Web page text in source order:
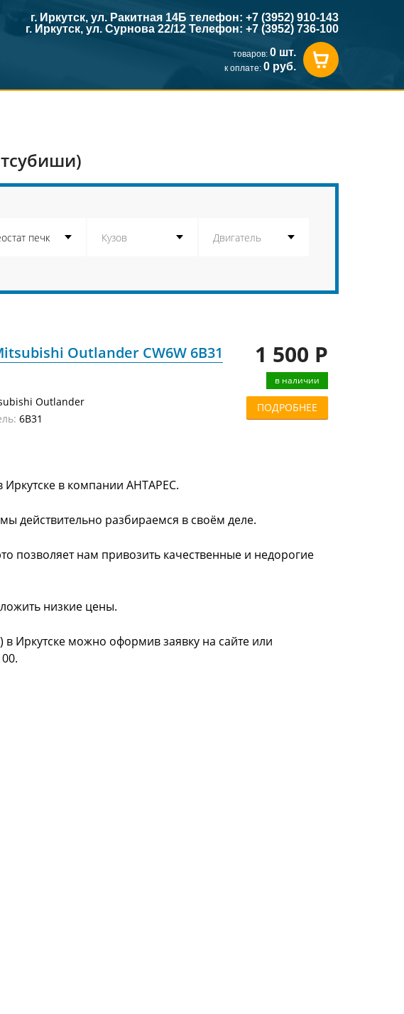
г. Иркутск, ул. Ракитная 14Б телефон: +7 (3952) 910-143
г. Иркутск, ул. Сурнова 22/12 Телефон: +7 (3952) 736-100
товаров: 0 шт.
к оплате: 0 руб.
Outlander CW6W 6B31
Outlander
6B31
1 500 Р
в наличии
ПОДРОБНЕЕ
Иркутске в компании АНТАРЕС.
действительно разбираемся в своём деле.
позволяет нам привозить качественные и недорогие
низкие цены.
Иркутске можно оформив заявку на сайте или